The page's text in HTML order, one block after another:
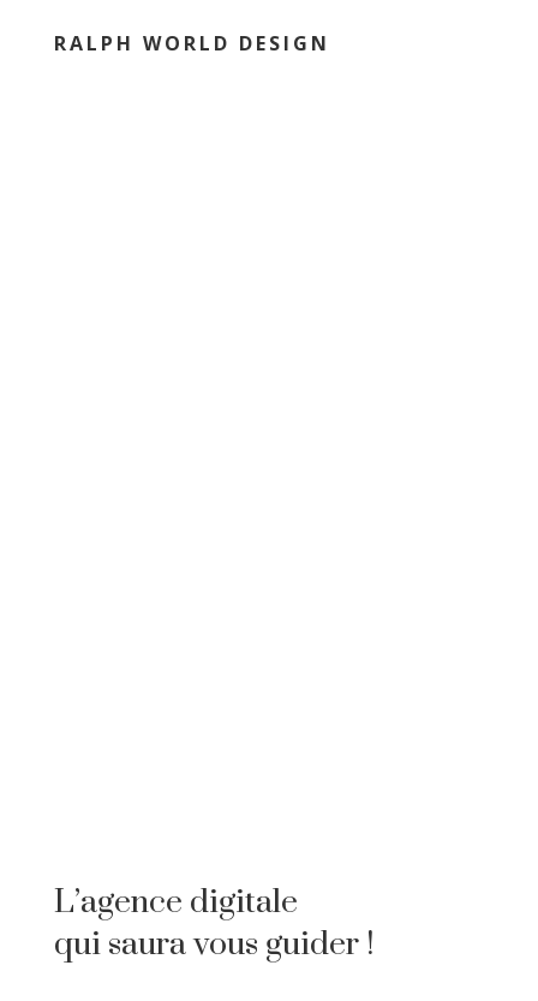
RALPH WORLD DESIGN
L’agence digitale
qui saura vous guider !